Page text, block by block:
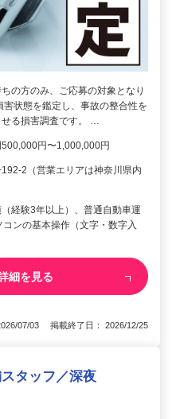
の方のみ、ご応募の対象となり
害状態を鑑定し、事故の整合性を
る損害調査です。 …
円〜1,000,000円
2（営業エリアは神奈川県内
経験3年以上）、普通自動車運
ンの基本操作（文字・数字入
細を見る
07/03 掲載終了日： 2026/12/25
タッフ／深夜